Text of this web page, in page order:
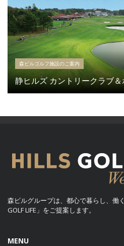
森ビルゴルフ施設のご案内
静ヒルズ カントリークラブ
森ビルグループは、都心で暮らし、働
GOLF LIFE」をご提案します。
MENU